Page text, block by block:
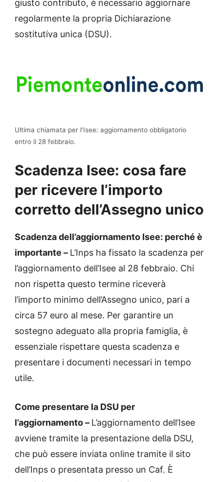
giusto contributo, è necessario aggiornare
regolarmente la propria Dichiarazione
sostitutiva unica (DSU).
Ultima chiamata per l’Isee: aggiornamento obbligatorio
entro il 28 febbraio.
Scadenza Isee: cosa fare
per ricevere l’importo
corretto dell’Assegno unico
Scadenza dell’aggiornamento Isee: perché è
importante – L’Inps ha fissato la scadenza per
l’aggiornamento dell’Isee al 28 febbraio. Chi
non rispetta questo termine riceverà
l’importo minimo dell’Assegno unico, pari a
circa 57 euro al mese. Per garantire un
sostegno adeguato alla propria famiglia, è
essenziale rispettare questa scadenza e
presentare i documenti necessari in tempo
utile.
Come presentare la DSU per
l’aggiornamento – L’aggiornamento dell’Isee
avviene tramite la presentazione della DSU,
che può essere inviata online tramite il sito
dell’Inps o presentata presso un Caf. È